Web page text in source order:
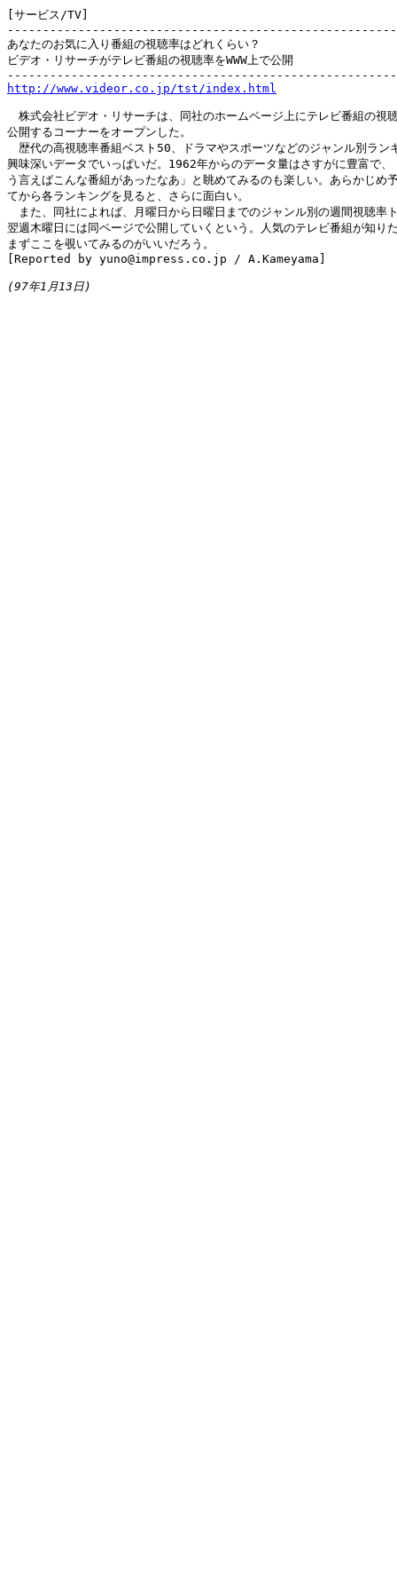
[サービス/TV]
あなたのお気に入り番組の視聴率はどれくらい？
ビデオ・リサーチがテレビ番組の視聴率をWWW上で公開
http://www.videor.co.jp/tst/index.html
株式会社ビデオ・リサーチは、同社のホームページ上にテレビ番組の視
公開するコーナーをオープンした。
歴代の高視聴率番組ベスト50、ドラマやスポーツなどのジャンル別ラン
興味深いデータでいっぱいだ。1962年からのデータ量はさすがに豊富で、
う言えばこんな番組があったなあ」と眺めてみるのも楽しい。あらかじめ
てから各ランキングを見ると、さらに面白い。
また、同社によれば、月曜日から日曜日までのジャンル別の週間視聴率
翌週木曜日には同ページで公開していくという。人気のテレビ番組が知り
まずここを覗いてみるのがいいだろう。
[Reported by yuno@impress.co.jp / A.Kameyama]
(97年1月13日)